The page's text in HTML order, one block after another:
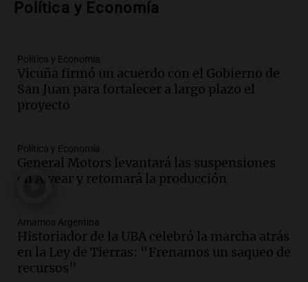
al mercado argentino
Audio.Perito Moreno recibe la Copa
Mundial de Natación de Invierno con
récords y atletas de 20 países
Amamos Argentina
Audio.Conductor imputado por
accidente fatal en San Luis dejó tres
jóvenes muertos y un herido grave
Audio.Historiador de la UBA celebró la
marcha atrás en la Ley de Tierras:
“Frenamos un saqueo de recursos”
Amamos Argentina
Política y Economía
Política y Economía
Vicuña firmó un acuerdo con el Gobierno de
San Juan para fortalecer a largo plazo el
proyecto
Política y Economía
General Motors levantará las suspensiones
en Alvear y retomará la producción
Amamos Argentina
Historiador de la UBA celebró la marcha atrás
en la Ley de Tierras: “Frenamos un saqueo de
recursos”